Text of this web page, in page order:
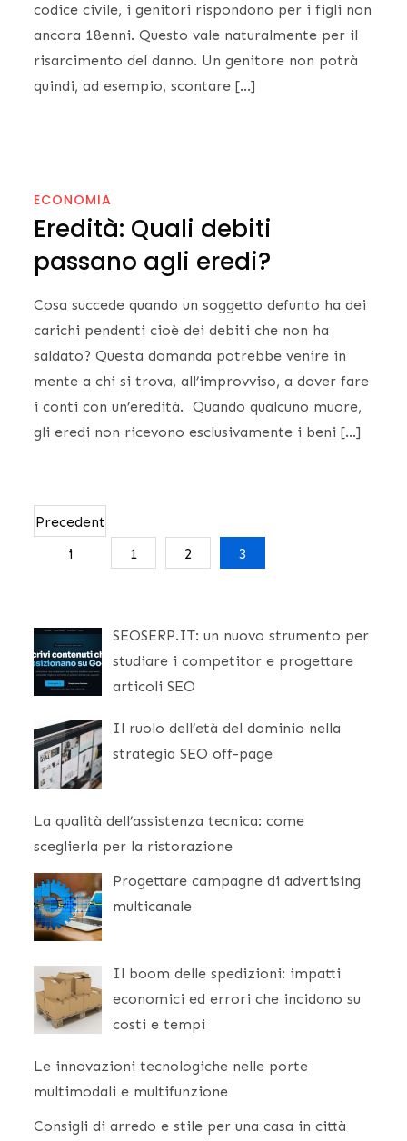
codice civile, i genitori rispondono per i figli non
ancora 18enni. Questo vale naturalmente per il
risarcimento del danno. Un genitore non potrà
quindi, ad esempio, scontare […]
ECONOMIA
Eredità: Quali debiti
passano agli eredi?
Cosa succede quando un soggetto defunto ha dei
carichi pendenti cioè dei debiti che non ha
saldato? Questa domanda potrebbe venire in
mente a chi si trova, all’improvviso, a dover fare
i conti con un’eredità. Quando qualcuno muore,
gli eredi non ricevono esclusivamente i beni […]
Navigazione
articoli
Precedent
i
1 2 3
SEOSERP.IT: un nuovo strumento per
studiare i competitor e progettare
articoli SEO
Il ruolo dell’età del dominio nella
strategia SEO off-page
La qualità dell’assistenza tecnica: come
sceglierla per la ristorazione
Progettare campagne di advertising
multicanale
Il boom delle spedizioni: impatti
economici ed errori che incidono su
costi e tempi
Le innovazioni tecnologiche nelle porte
multimodali e multifunzione
Consigli di arredo e stile per una casa in città